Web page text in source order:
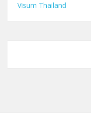
Visum Thailand